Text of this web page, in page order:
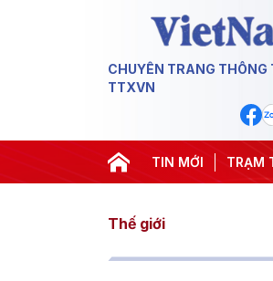
CHUYÊN TRANG
TTXVN
TIN MỚI TRẠM
#Chống khai thác IUU
Thế giới